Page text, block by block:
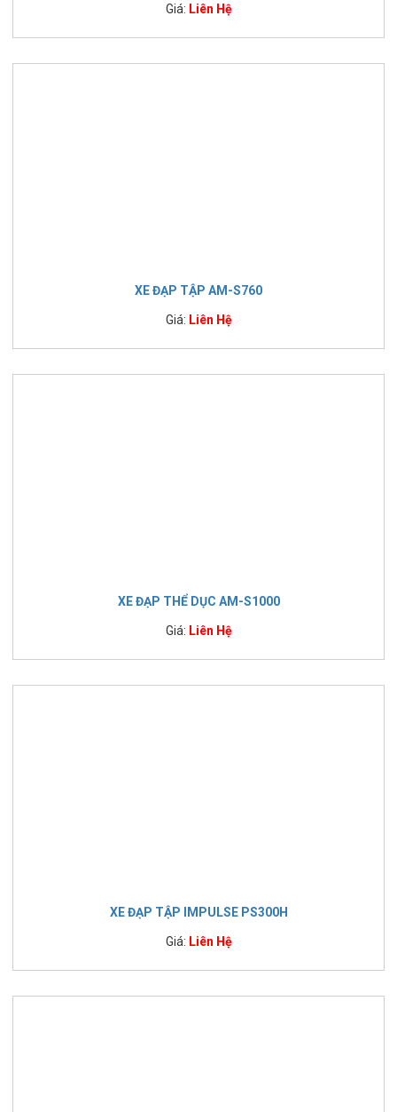
Giá: Liên Hệ
XE ĐẠP TẬP AM-S760
Giá: Liên Hệ
XE ĐẠP THỂ DỤC AM-S1000
Giá: Liên Hệ
XE ĐẠP TẬP IMPULSE PS300H
Giá: Liên Hệ